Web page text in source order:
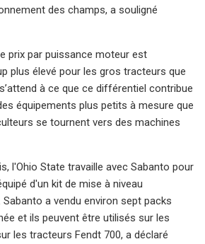
des champs, a souligné
prix par puissance moteur est
plus élevé pour les gros tracteurs que
à ce que ce différentiel contribue
équipements plus petits à mesure que
se tournent vers des machines
l'Ohio State travaille avec Sabanto pour
d'un kit de mise à niveau
a vendu environ sept packs
et ils peuvent être utilisés sur les
les tracteurs Fendt 700, a déclaré